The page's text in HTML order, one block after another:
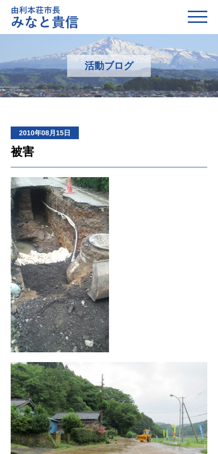
活動ブログ
2010年08月15日
被害